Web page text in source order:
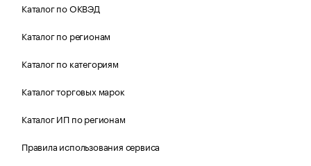
Каталог по ОКВЭД
Каталог по регионам
Каталог по категориям
Каталог торговых марок
Каталог ИП по регионам
Правила использования сервиса